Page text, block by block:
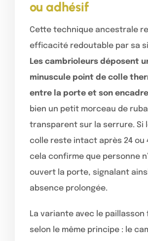
ou adhésif
Cette technique ancestrale
efficacité redoutable par sa
Les cambrioleurs déposent
minuscule point de colle
entre la porte et son
bien un petit morceau de
transparent sur la serrure. Si
colle reste intact après 24 ou
cela confirme que personne
ouvert la porte, signalant
absence prolongée.
La variante avec le
selon le même principe : le